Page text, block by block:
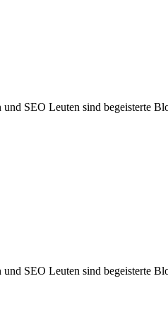
SEO Leuten sind begeisterte
SEO Leuten sind begeisterte